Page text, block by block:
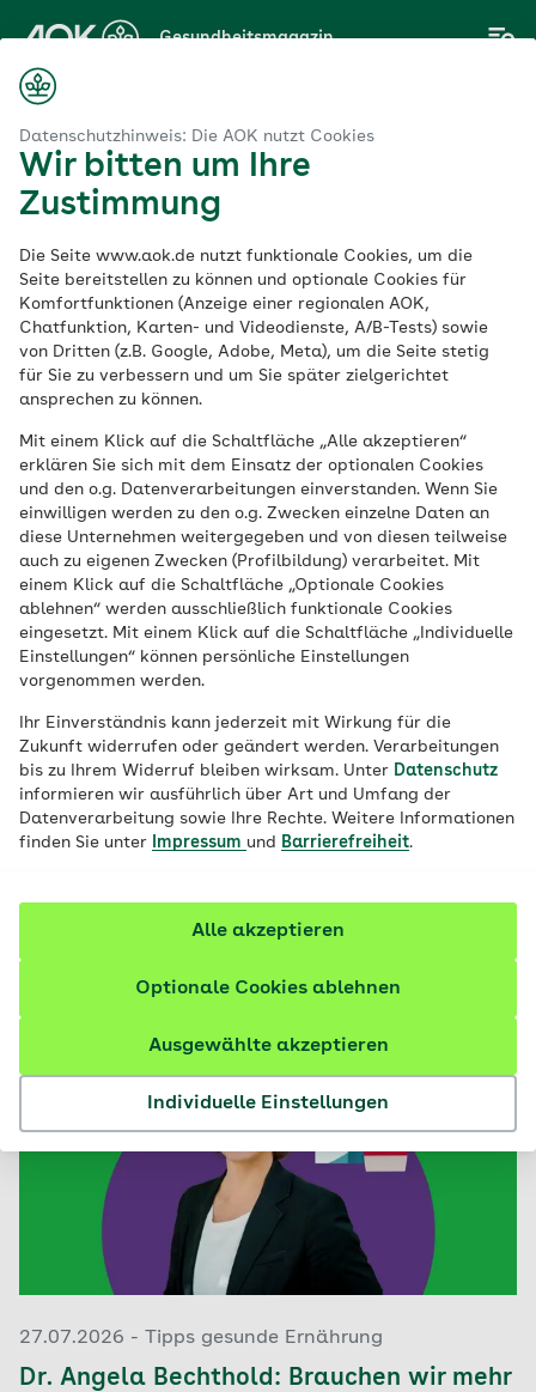
Datenschutzhinweis: Die AOK nutzt Cookies
Wir bitten um Ihre
Zustimmung
Die Seite www.aok.de nutzt funktionale Cookies, um die
Seite bereitstellen zu können und optionale Cookies für
Komfortfunktionen (Anzeige einer regionalen AOK,
Chatfunktion, Karten- und Videodienste, A/B-Tests) sowie
von Dritten (z.B. Google, Adobe, Meta), um die Seite stetig
für Sie zu verbessern und um Sie später zielgerichtet
ansprechen zu können.
Mit einem Klick auf die Schaltfläche „Alle akzeptieren“
erklären Sie sich mit dem Einsatz der optionalen Cookies
und den o.g. Datenverarbeitungen einverstanden. Wenn Sie
einwilligen werden zu den o.g. Zwecken einzelne Daten an
diese Unternehmen weitergegeben und von diesen teilweise
auch zu eigenen Zwecken (Profilbildung) verarbeitet. Mit
einem Klick auf die Schaltfläche „Optionale Cookies
ablehnen“ werden ausschließlich funktionale Cookies
eingesetzt. Mit einem Klick auf die Schaltfläche „Individuelle
Einstellungen“ können persönliche Einstellungen
vorgenommen werden.
Ihr Einverständnis kann jederzeit mit Wirkung für die
Zukunft widerrufen oder geändert werden. Verarbeitungen
bis zu Ihrem Widerruf bleiben wirksam. Unter Datenschutz
informieren wir ausführlich über Art und Umfang der
Datenverarbeitung sowie Ihre Rechte. Weitere Informationen
finden Sie unter
Impressum und Barrierefreiheit.
Individuelle Einstellungen
Ausgewählte akzeptieren
Optionale Cookies ablehnen
Alle akzeptieren
Hauptinhalt
springen
Gesundheitsmagazin
Thema
Tipps Gesunde
Ernährung
Slush-Eis kann für Kinder gefährlich sein
Slush-Eis enthält große Mengen Zucker und Glycerin.
Gerade kleine Kinder können nach dem Verzehr mit
Beschwerden wie Kopfschmerzen reagieren.
378 Artikel zu Tipps gesunde Ernährung
27.07.2026 - Tipps gesunde Ernährung
Dr. Angela Bechthold: Brauchen wir mehr